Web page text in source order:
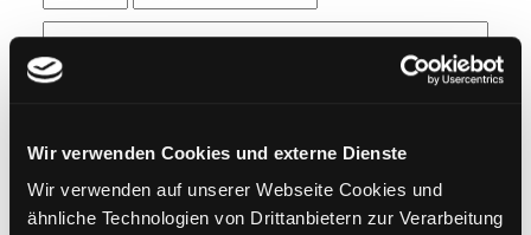
Wir verwenden Cookies und externe Dienste
Wir verwenden auf unserer Webseite Cookies und
ähnliche Technologien von Drittanbietern zur Verarbeitung
Weitere Suchkriterien